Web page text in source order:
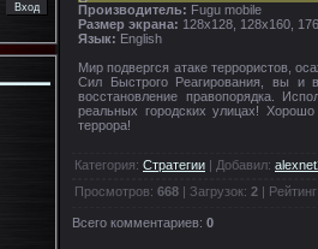
Производитель: Fugu mobile
Размер экрана: 128х128, 128x160,
Язык: English
Мир подвергся атаке террористов,
Сил Быстрого Реагирования, вы и
восстановление правопорядка.
реальных городских улицах!
террора!
Категория: Стратегии | Добавил:
Просмотров: 668 | Загрузок: 2 | Рейтинг
Всего комментариев: 0